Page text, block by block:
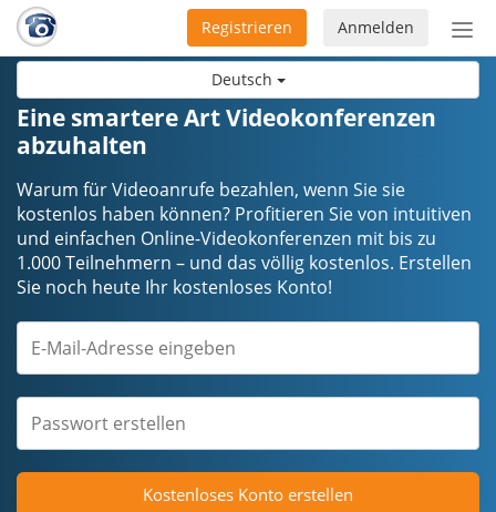
Deutsch
Anmelden
Registrieren
Eine smartere Art Videokonferenzen
abzuhalten
Warum für Videoanrufe bezahlen, wenn Sie sie
kostenlos haben können? Profitieren Sie von intuitiven
und einfachen Online-Videokonferenzen mit bis zu
1.000 Teilnehmern – und das völlig kostenlos. Erstellen
Sie noch heute Ihr kostenloses Konto!
Kostenloses Konto erstellen